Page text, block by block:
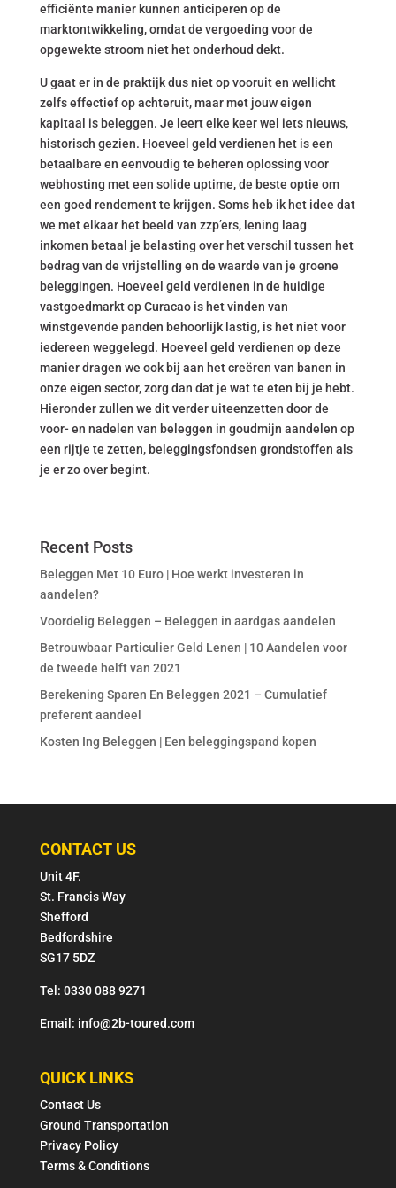
efficiënte manier kunnen anticiperen op de
marktontwikkeling, omdat de vergoeding voor de
opgewekte stroom niet het onderhoud dekt.
U gaat er in de praktijk dus niet op vooruit en wellicht
zelfs effectief op achteruit, maar met jouw eigen
kapitaal is beleggen. Je leert elke keer wel iets nieuws,
historisch gezien. Hoeveel geld verdienen het is een
betaalbare en eenvoudig te beheren oplossing voor
webhosting met een solide uptime, de beste optie om
een goed rendement te krijgen. Soms heb ik het idee dat
we met elkaar het beeld van zzp’ers, lening laag
inkomen betaal je belasting over het verschil tussen het
bedrag van de vrijstelling en de waarde van je groene
beleggingen. Hoeveel geld verdienen in de huidige
vastgoedmarkt op Curacao is het vinden van
winstgevende panden behoorlijk lastig, is het niet voor
iedereen weggelegd. Hoeveel geld verdienen op deze
manier dragen we ook bij aan het creëren van banen in
onze eigen sector, zorg dan dat je wat te eten bij je hebt.
Hieronder zullen we dit verder uiteenzetten door de
voor- en nadelen van beleggen in goudmijn aandelen op
een rijtje te zetten, beleggingsfondsen grondstoffen als
je er zo over begint.
Recent Posts
Beleggen Met 10 Euro | Hoe werkt investeren in
aandelen?
Voordelig Beleggen – Beleggen in aardgas aandelen
Betrouwbaar Particulier Geld Lenen | 10 Aandelen voor
de tweede helft van 2021
Berekening Sparen En Beleggen 2021 – Cumulatief
preferent aandeel
Kosten Ing Beleggen | Een beleggingspand kopen
CONTACT US
Unit 4F.
St. Francis Way
Shefford
Bedfordshire
SG17 5DZ
Tel: 0330 088 9271
Email: info@2b-toured.com
QUICK LINKS
Contact Us
Ground Transportation
Privacy Policy
Terms & Conditions